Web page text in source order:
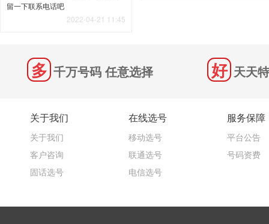
留一下联系电话吧
2022-04-21 11:45
千万号码 任意选择 天天
关于我们
关于我们
客户咨询
固话选号
在线选号
移动选号
联通选号
电信选号
服务保障
平台公告
号码资费